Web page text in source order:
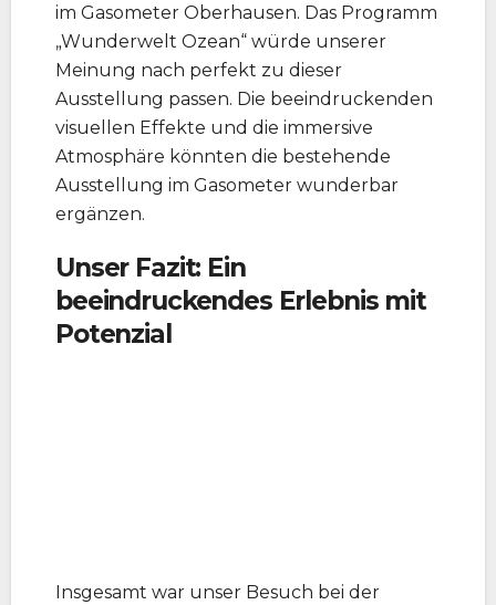
im Gasometer Oberhausen. Das Programm
„Wunderwelt Ozean“ würde unserer
Meinung nach perfekt zu dieser
Ausstellung passen. Die beeindruckenden
visuellen Effekte und die immersive
Atmosphäre könnten die bestehende
Ausstellung im Gasometer wunderbar
ergänzen.
Unser Fazit: Ein
beeindruckendes Erlebnis mit
Potenzial
Insgesamt war unser Besuch bei der